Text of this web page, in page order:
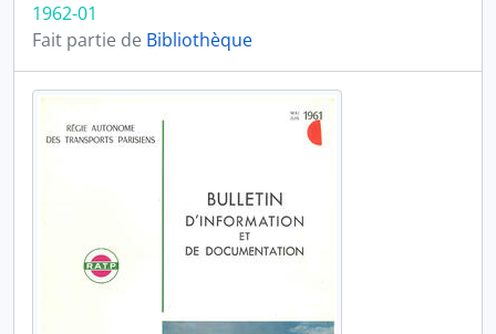
1962-01
Fait partie de Bibliothèque